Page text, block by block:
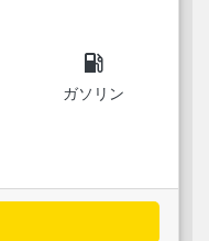
local_gas_station
ガソリン